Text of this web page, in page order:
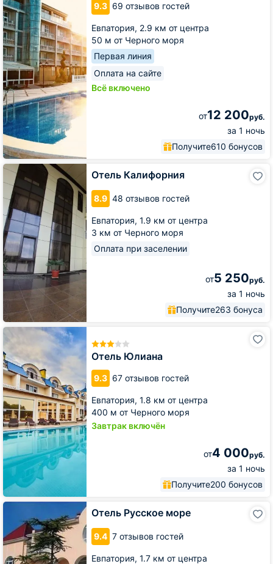
9.3 69 отзывов гостей
Евпатория, 2.9 км от центра
50 м от Черного моря
Первая линия
Оплата на сайте
Всё включено
от12 200руб.
за 1 ночь
Получите610 бонусов
Отель Калифорния
8.9 48 отзывов гостей
Евпатория, 1.9 км от центра
3 км от Черного моря
Оплата при заселении
от5 250руб.
за 1 ночь
Получите263 бонуса
Отель
Калифорния
Отель Юлиана
9.3 67 отзывов гостей
Евпатория, 1.8 км от центра
400 м от Черного моря
Завтрак включён
от4 000руб.
за 1 ночь
Получите200 бонусов
Отель
Юлиана
Отель Русское море
9.4 7 отзывов гостей
Евпатория, 1.7 км от центра
Отель
Русское
море